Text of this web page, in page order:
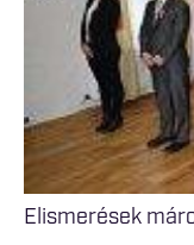
Elismerések